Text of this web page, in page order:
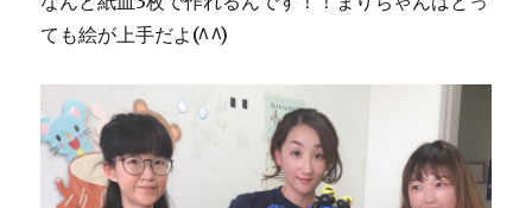
ても絵が上手だよ(^^)